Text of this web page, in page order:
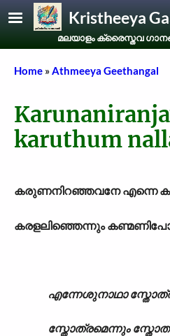
Skip to main content
Kristheeya
മലയാളം ക്രൈസ്തവ
Breadcrumb
Home Athmeeya Geethangal
karuthum
കരുണനിറഞ്ഞവനേ എന്നെ
കരളലിഞ്ഞെന്നും
എന്നേശുനാഥാ
സ്തോത്രമെന്നും